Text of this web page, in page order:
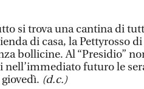
si trova una cantina di
di casa, la Pettyrosso
bollicine. Al “Presidio”
futuro le
(d.c.)